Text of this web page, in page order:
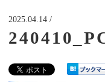
2025.04.14 /